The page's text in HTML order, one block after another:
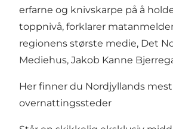
erfarne og knivskarpe på å
toppnivå, forklarer
regionens største medie, Det
Mediehus, Jakob Kanne
Her finner du Nordjyllands
overnattingssteder